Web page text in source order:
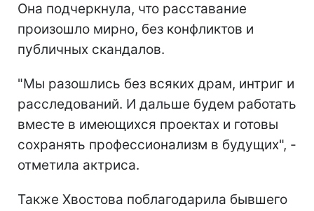
Она подчеркнула, что расставание
произошло мирно, без конфликтов и
публичных скандалов.
"Мы разошлись без всяких драм, интриг и
расследований. И дальше будем работать
вместе в имеющихся проектах и готовы
сохранять профессионализм в будущих", -
отметила актриса.
Также Хвостова поблагодарила бывшего